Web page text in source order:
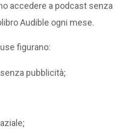
accedere a podcast senza
Audible ogni mese.
figurano:
pubblicità;